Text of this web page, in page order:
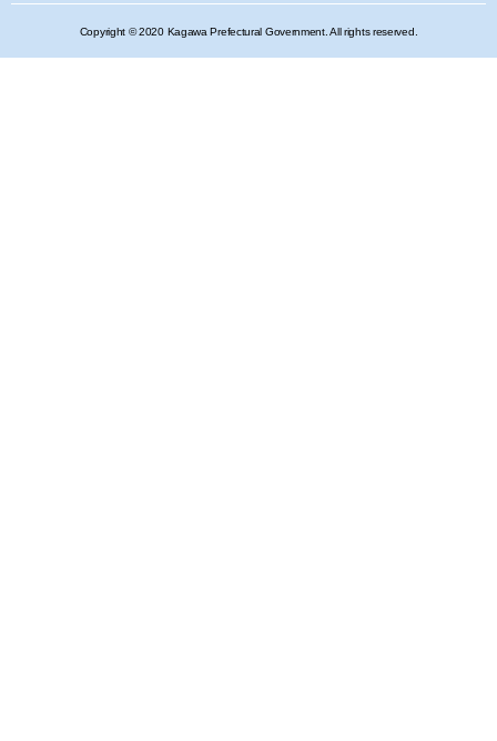
Copyright © 2020 Kagawa Prefectural Government. All rights reserved.